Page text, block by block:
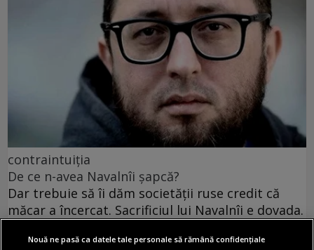
contraintuiția
De ce n-avea Navalnîi șapcă?
Dar trebuie să îi dăm societății ruse credit că
măcar a încercat. Sacrificiul lui Navalnîi e dovada.
Nouă ne pasă ca datele tale personale să rămână confidențiale